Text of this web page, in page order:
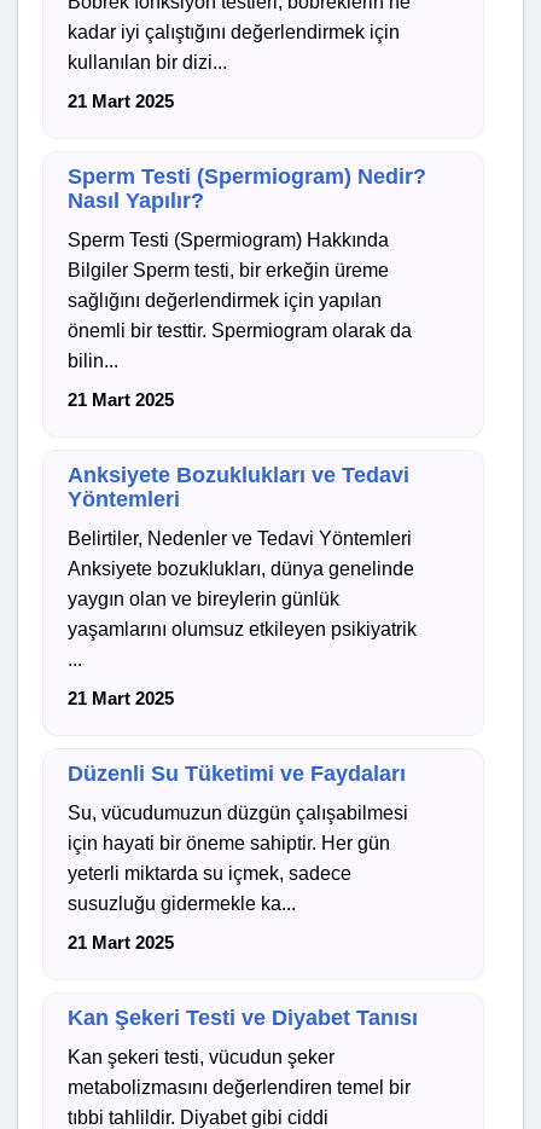
kadar iyi çalıştığını değerlendirmek için
kullanılan bir dizi...
21 Mart 2025
Sperm Testi (Spermiogram) Nedir?
Nasıl Yapılır?
Sperm Testi (Spermiogram) Hakkında
Bilgiler Sperm testi, bir erkeğin üreme
sağlığını değerlendirmek için yapılan
önemli bir testtir. Spermiogram olarak da
bilin...
21 Mart 2025
Anksiyete Bozuklukları ve Tedavi
Yöntemleri
Belirtiler, Nedenler ve Tedavi Yöntemleri
Anksiyete bozuklukları, dünya genelinde
yaygın olan ve bireylerin günlük
yaşamlarını olumsuz etkileyen psikiyatrik
...
21 Mart 2025
Düzenli Su Tüketimi ve Faydaları
Su, vücudumuzun düzgün çalışabilmesi
için hayati bir öneme sahiptir. Her gün
yeterli miktarda su içmek, sadece
susuzluğu gidermekle ka...
21 Mart 2025
Kan Şekeri Testi ve Diyabet Tanısı
Kan şekeri testi, vücudun şeker
metabolizmasını değerlendiren temel bir
tıbbi tahlildir. Diyabet gibi ciddi